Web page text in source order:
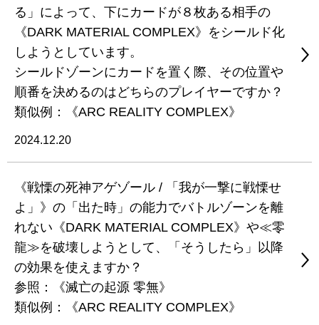
る」によって、下にカードが８枚ある相手の
《DARK MATERIAL COMPLEX》をシールド化
しようとしています。
シールドゾーンにカードを置く際、その位置や
順番を決めるのはどちらのプレイヤーですか？
類似例：《ARC REALITY COMPLEX》
2024.12.20
《戦慄の死神アゲゾール / 「我が一撃に戦慄せ
よ」》の「出た時」の能力でバトルゾーンを離
れない《DARK MATERIAL COMPLEX》や≪零
龍≫を破壊しようとして、「そうしたら」以降
の効果を使えますか？
参照：《滅亡の起源 零無》
類似例：《ARC REALITY COMPLEX》